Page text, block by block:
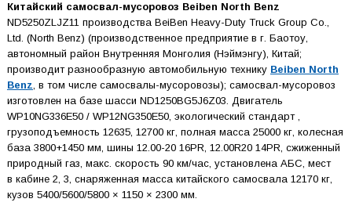
Китайский самосвал-мусоровоз Beiben North Benz
ND5250ZLJZ11 производства BeiBen Heavy-Duty Truck Group Co.,
Ltd. (North Benz) (производственное предприятие в г. Баотоу,
автономный район Внутренняя Монголия (Нэймэнгу), Китай;
производит разнообразную автомобильную технику Beiben North
Benz, в том числе самосвалы-мусоровозы); самосвал-мусоровоз
изготовлен на базе шасси ND1250BG5J6Z03. Двигатель
WP10NG336E50 / WP12NG350E50, экологический стандарт ,
грузоподъемность 12635, 12700 кг, полная масса 25000 кг, колесная
база 3800+1450 мм, шины 12.00-20 16PR, 12.00R20 14PR, сжиженный
природный газ, макс. скорость 90 км/час, установлена АБС, мест
в кабине 2, 3, снаряженная масса китайского самосвала 12170 кг,
кузов 5400/5600/5800 × 1150 × 2300 мм.